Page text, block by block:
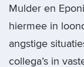
Mulder en
hiermee in
angstige
collega’s in